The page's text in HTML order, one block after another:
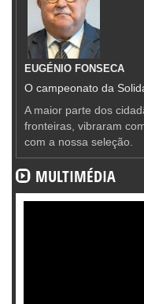
EUGÉNIO FONSECA
O campeonato da
A maior parte dos
fronteiras, vibraram
com a nossa seleção.
MULTIMÉDIA